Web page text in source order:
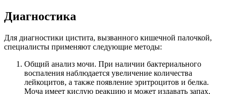
Диагностика
Для диагностики цистита, вызванного кишечной палочкой,
специалисты применяют следующие методы:
Общий анализ мочи. При наличии бактериального
воспаления наблюдается увеличение количества
лейкоцитов, а также появление эритроцитов и белка.
Моча имеет кислую реакцию и может издавать запах,